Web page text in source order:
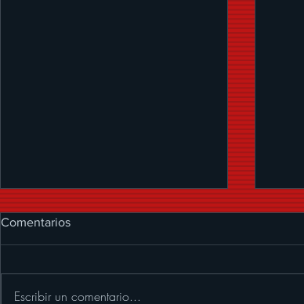
Comentarios
Escribir un comentario...